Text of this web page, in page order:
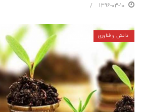
1396-03-10
دانش و فناوری